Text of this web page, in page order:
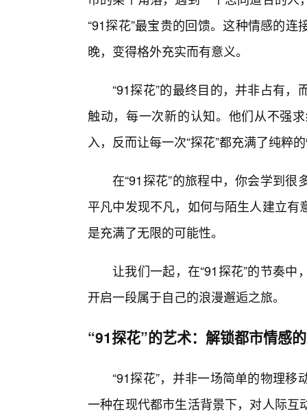
“91探花”最宝贵的回馈。这种情感的
晚，变得格外充实而有意义。
“91探花”的最终目的，并非占有
触动，每一次新的认知。他们从不强
入，反而让每一次“探花”都充满了纯粹
在“91探花”的旅程中，你会学到
平凡中发现不凡，如何与陌生人建立
是充满了无限的可能性。
让我们一起，在“91探花”的节奏
开启一段属于自己的浪漫邂逅之旅。
“91探花”的艺术：解锁都市情感
“91探花”，并非一场简单的物理
一种在现代都市生活背景下，对人际